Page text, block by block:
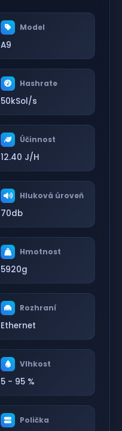
Model
A9
Hashrate
50kSol/s
Účinnost
12.40 J/H
Hluková úroveň
70db
Hmotnost
5920g
Rozhraní
Ethernet
Vlhkost
5 - 95 %
Polička